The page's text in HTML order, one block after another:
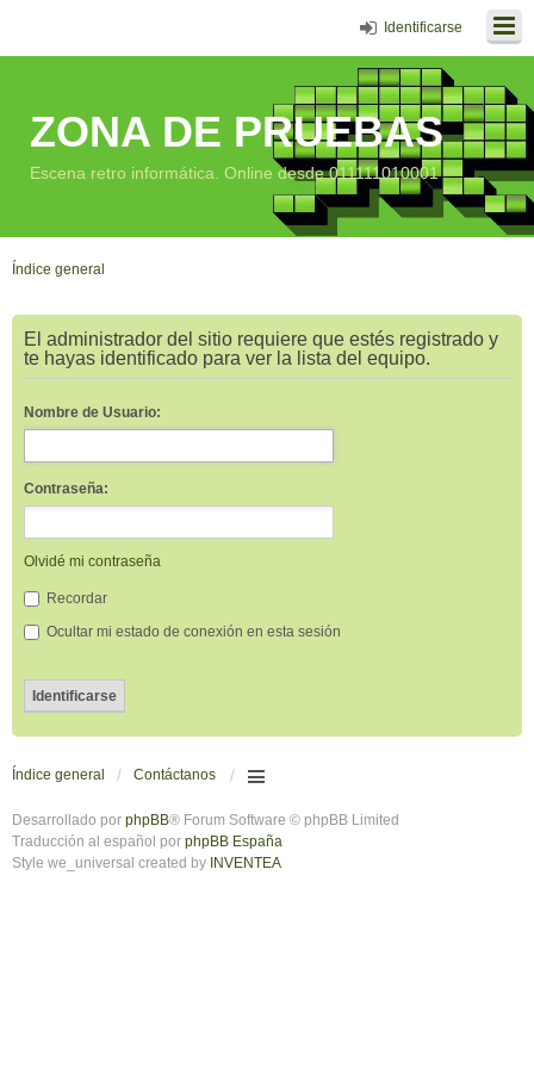
Identificarse
ZONA DE PRUEBAS
Escena retro informática. Online desde 011111010001
Índice general
El administrador del sitio requiere que estés registrado y
te hayas identificado para ver la lista del equipo.
Nombre de Usuario:
Contraseña:
Olvidé mi contraseña
Recordar
Ocultar mi estado de conexión en esta sesión
Índice general Contáctanos
Desarrollado por phpBB® Forum Software © phpBB Limited
Traducción al español por phpBB España
Style we_universal created by INVENTEA